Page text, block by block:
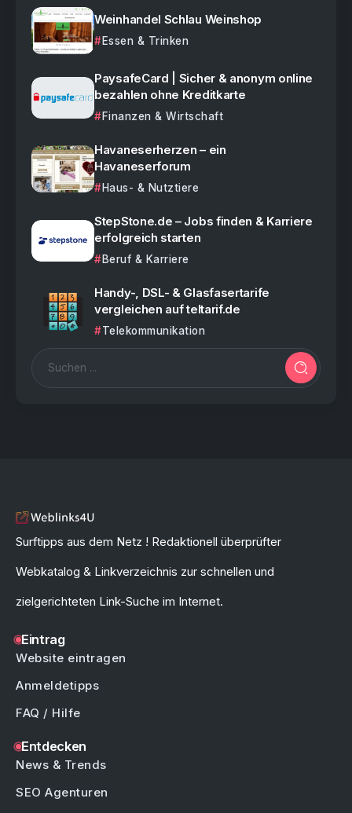
Weinhandel Schlau Weinshop
Essen & Trinken
PaysafeCard | Sicher & anonym online
bezahlen ohne Kreditkarte
Finanzen & Wirtschaft
Havaneserherzen – ein
Havaneserforum
Haus- & Nutztiere
StepStone.de – Jobs finden & Karriere
erfolgreich starten
Beruf & Karriere
Handy-, DSL- & Glasfasertarife
vergleichen auf teltarif.de
Telekommunikation
Surftipps aus dem Netz ! Redaktionell überprüfter
Webkatalog & Linkverzeichnis zur schnellen und
zielgerichteten Link-Suche im Internet.
Eintrag
Website eintragen
Anmeldetipps
FAQ / Hilfe
Entdecken
News & Trends
SEO Agenturen